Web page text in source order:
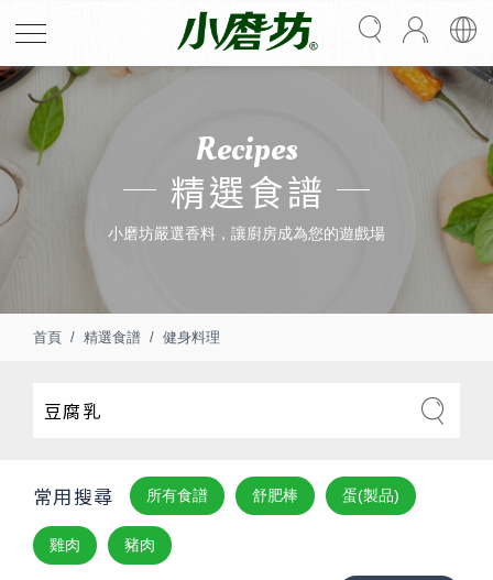
Recipes
精選食譜
小磨坊嚴選香料，讓廚房成為您的遊戲場
首頁 精選食譜 健身料理
常用搜尋 所有食譜 舒肥棒 蛋(製品)
雞肉 豬肉